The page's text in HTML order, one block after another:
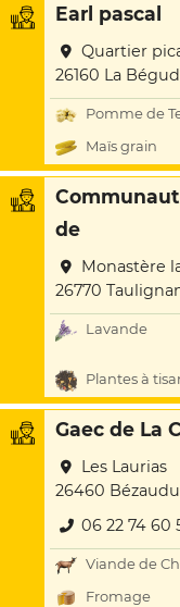
Earl pascal
Quartier
26160 La
Pomme de
Maïs grain
de
Monastère
26770
Lavande
Plantes à
Gaec de La
Les Laurias
26460
06 22 74 60
Viande de
Fromage